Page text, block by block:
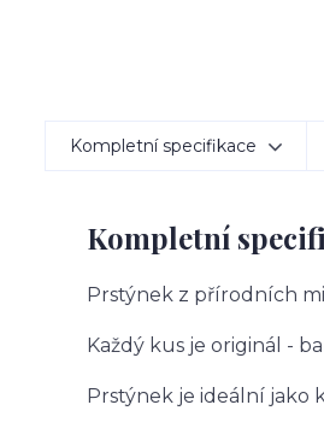
Kompletní specifikace
Kompletní
Prstýnek z přírodních
Každý kus je originál -
Prstýnek je ideální jako